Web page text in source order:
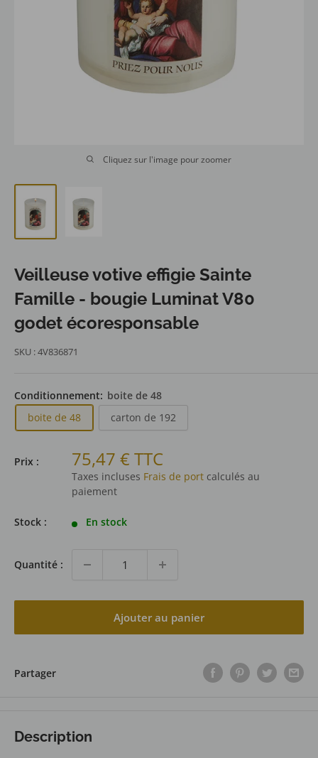
Cliquez sur l'image pour zoomer
Veilleuse votive effigie Sainte
Famille - bougie Luminat V80
godet écoresponsable
SKU :4V836871
Conditionnement: boite de 48
boite de 48
carton de 192
Prix : Prix
réduit
75,47 € TTC
Taxes incluses Frais de port calculés au
paiement
Stock : En stock
Quantité :
Ajouter au panier
Partager
Description